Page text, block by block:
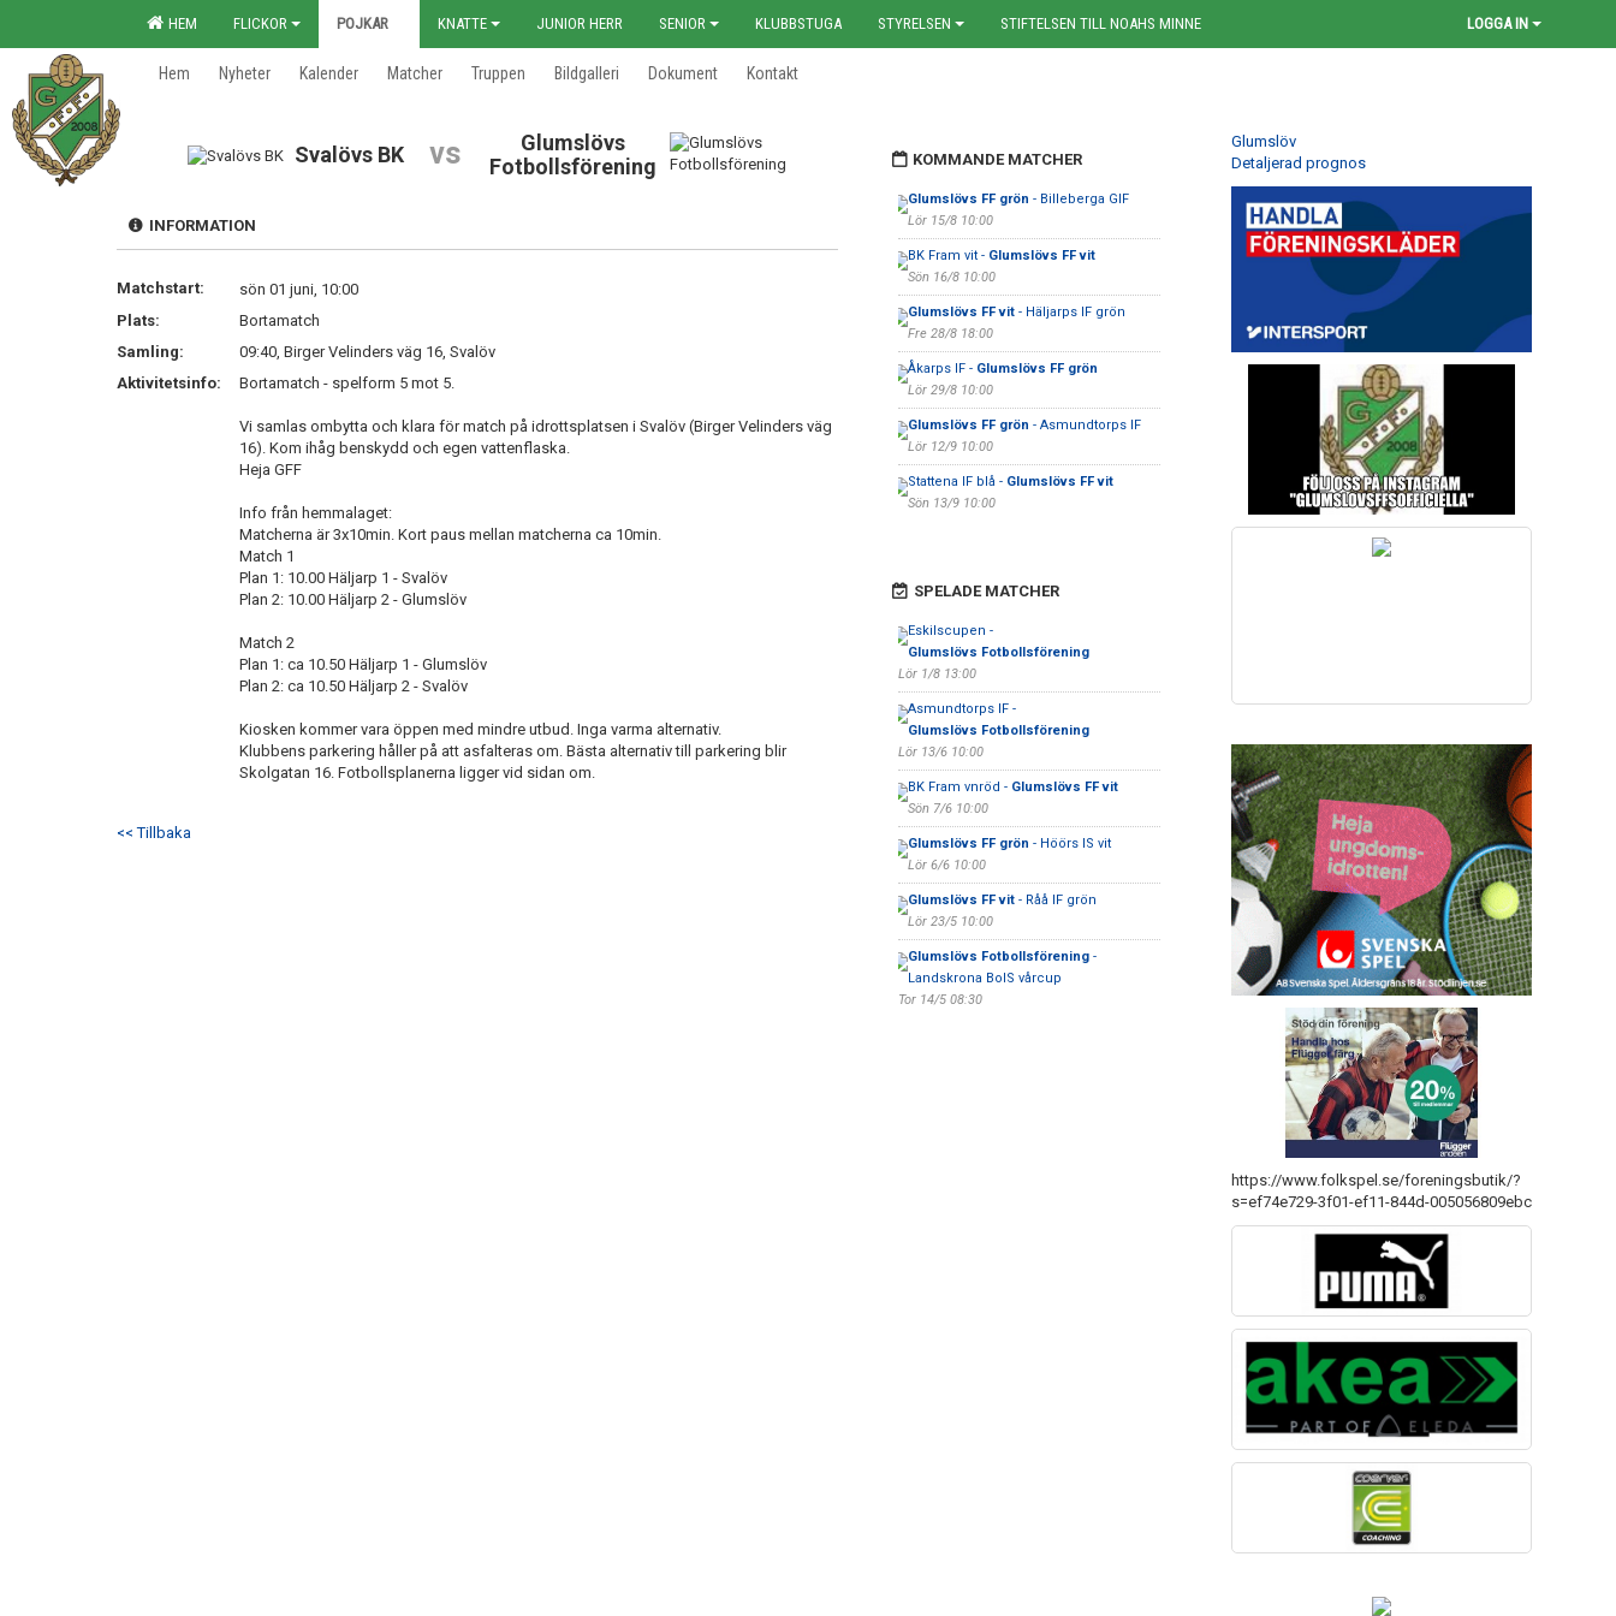
HEM FLICKOR POJKAR KNATTE JUNIOR HERR SENIOR KLUBBSTUGA STYRELSEN STIFTELSEN TILL NOAHS MINNE LOGGA IN
Hem Nyheter Kalender Matcher Truppen Bildgalleri Dokument Kontakt
Svalövs BK vs
Glumslövs
Fotbollsförening
INFORMATION
Matchstart:
sön 01 juni, 10:00
Plats:
Bortamatch
Samling:
09:40, Birger Velinders väg 16, Svalöv
Aktivitetsinfo:
Bortamatch - spelform 5 mot 5.
Vi samlas ombytta och klara för match på idrottsplatsen i Svalöv (Birger Velinders väg
16). Kom ihåg benskydd och egen vattenflaska.
Heja GFF
Info från hemmalaget:
Matcherna är 3x10min. Kort paus mellan matcherna ca 10min.
Match 1
Plan 1: 10.00 Häljarp 1 - Svalöv
Plan 2: 10.00 Häljarp 2 - Glumslöv
Match 2
Plan 1: ca 10.50 Häljarp 1 - Glumslöv
Plan 2: ca 10.50 Häljarp 2 - Svalöv
Kiosken kommer vara öppen med mindre utbud. Inga varma alternativ.
Klubbens parkering håller på att asfalteras om. Bästa alternativ till parkering blir
Skolgatan 16. Fotbollsplanerna ligger vid sidan om.
<< Tillbaka
KOMMANDE MATCHER
Glumslövs FF grön - Billeberga GIF
Lör 15/8 10:00
BK Fram vit - Glumslövs FF vit
Sön 16/8 10:00
Glumslövs FF vit- Häljarps IF grön
Fre 28/8 18:00
Åkarps IF - Glumslövs FF grön
Lör 29/8 10:00
Glumslövs FF grön - Asmundtorps IF
Lör 12/9 10:00
Stattena IF blå - Glumslövs FF vit
Sön 13/9 10:00
SPELADE MATCHER
Eskilscupen -
Glumslövs Fotbollsförening
Lör 1/8 13:00
Asmundtorps IF -
Glumslövs Fotbollsförening
Lör 13/6 10:00
BK Fram vnröd - Glumslövs FF vit
Sön 7/6 10:00
Glumslövs FF grön - Höörs IS vit
Lör 6/6 10:00
Glumslövs FF vit- Råå IF grön
Lör 23/5 10:00
Glumslövs Fotbollsförening-
Landskrona BoIS vårcup
Tor 14/5 08:30
Glumslöv
Detaljerad prognos
https://www.folkspel.se/foreningsbutik/?
s=ef74e729-3f01-ef11-844d-005056809ebc